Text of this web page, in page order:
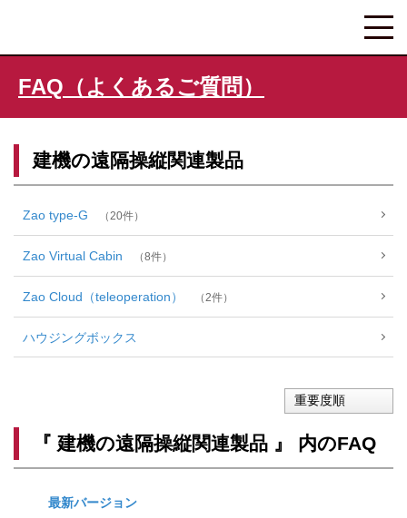
FAQ（よくあるご質問）
建機の遠隔操縦関連製品
Zao type-G 20
Zao Virtual Cabin 8
Zao Cloud（teleoperation） 2
ハウジングボックス
重要度順
『 建機の遠隔操縦関連製品 』 内のFAQ
最新バージョン